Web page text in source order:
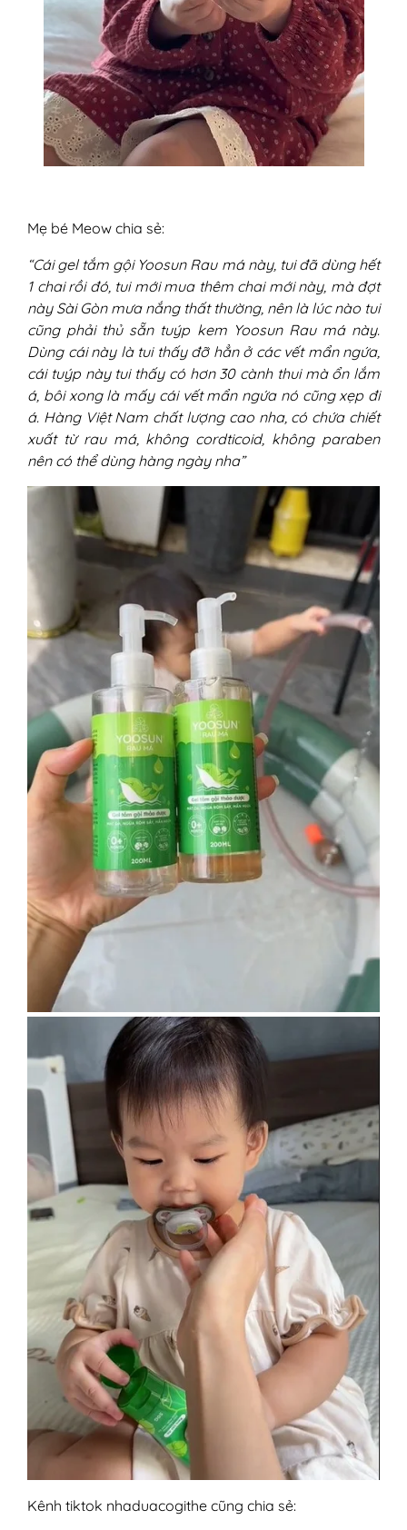
Mẹ bé Meow chia sẻ:
“Cái gel tắm gội Yoosun Rau má này, tui đã dùng hết
1 chai rồi đó, tui mới mua thêm chai mới này, mà đợt
này Sài Gòn mưa nắng thất thường, nên là lúc nào tui
cũng phải thủ sẵn tuýp kem Yoosun Rau má này.
Dùng cái này là tui thấy đỡ hẳn ở các vết mẩn ngứa,
cái tuýp này tui thấy có hơn 30 cành thui mà ổn lắm
á, bôi xong là mấy cái vết mẩn ngứa nó cũng xẹp đi
á. Hàng Việt Nam chất lượng cao nha, có chứa chiết
xuất từ rau má, không cordticoid, không paraben
nên có thể dùng hàng ngày nha”
Kênh tiktok nhaduacogithe cũng chia sẻ: